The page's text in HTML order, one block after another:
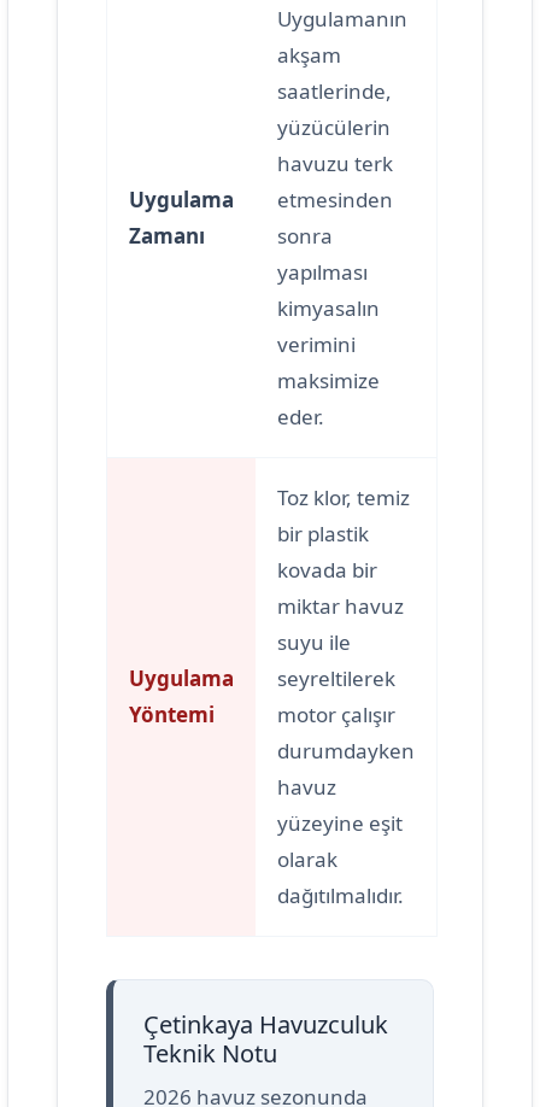
Uygulama
Zamanı
Uygulamanın
akşam
saatlerinde,
yüzücülerin
havuzu terk
etmesinden
sonra
yapılması
kimyasalın
verimini
maksimize
eder.
Uygulama
Yöntemi
Toz klor, temiz
bir plastik
kovada bir
miktar havuz
suyu ile
seyreltilerek
motor çalışır
durumdayken
havuz
yüzeyine eşit
olarak
dağıtılmalıdır.
Çetinkaya Havuzculuk
Teknik Notu
2026 havuz sezonunda